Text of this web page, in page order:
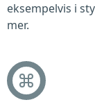
eksempelvis i
mer.